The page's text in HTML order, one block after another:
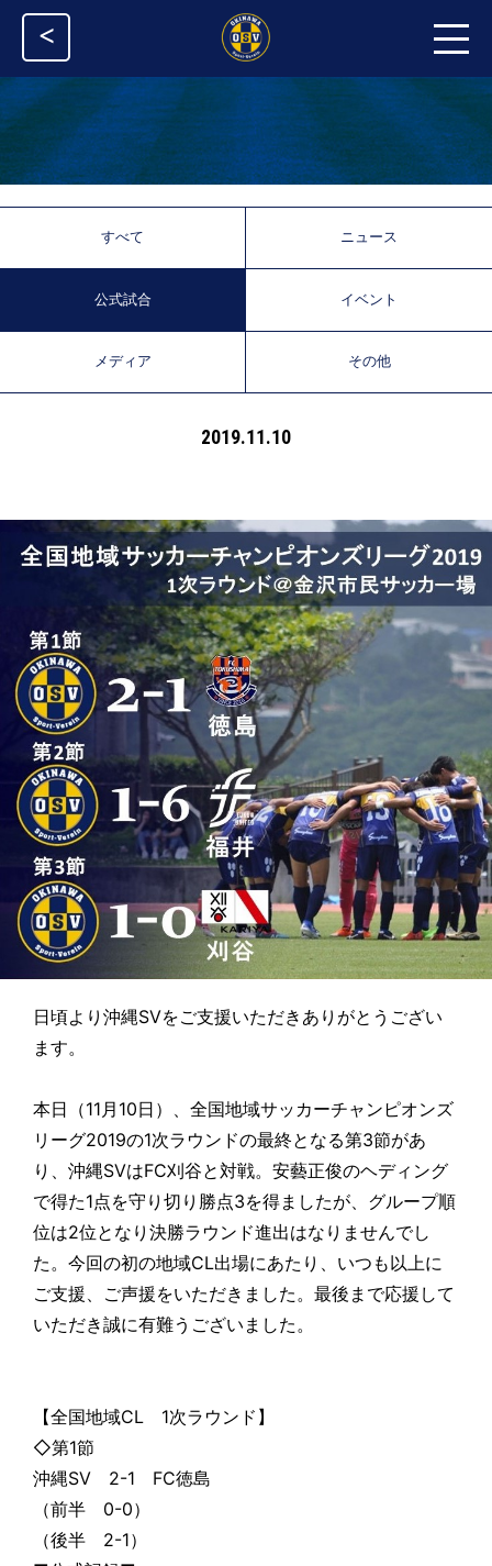
<
すべて ニュース
公式試合 イベント
メディア その他
2019.11.10
日頃より沖縄SVをご支援いただきありがとうござい
ます。
本日（11月10日）、全国地域サッカーチャンピオンズ
リーグ2019の1次ラウンドの最終となる第3節があ
り、沖縄SVはFC刈谷と対戦。安藝正俊のヘディング
で得た1点を守り切り勝点3を得ましたが、グループ順
位は2位となり決勝ラウンド進出はなりませんでし
た。今回の初の地域CL出場にあたり、いつも以上に
ご支援、ご声援をいただきました。最後まで応援して
いただき誠に有難うございました。
【全国地域CL 1次ラウンド】
◇第1節
沖縄SV 2-1 FC徳島
（前半 0-0）
（後半 2-1）